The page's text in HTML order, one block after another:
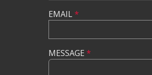
EMAIL*
MESSAGE *